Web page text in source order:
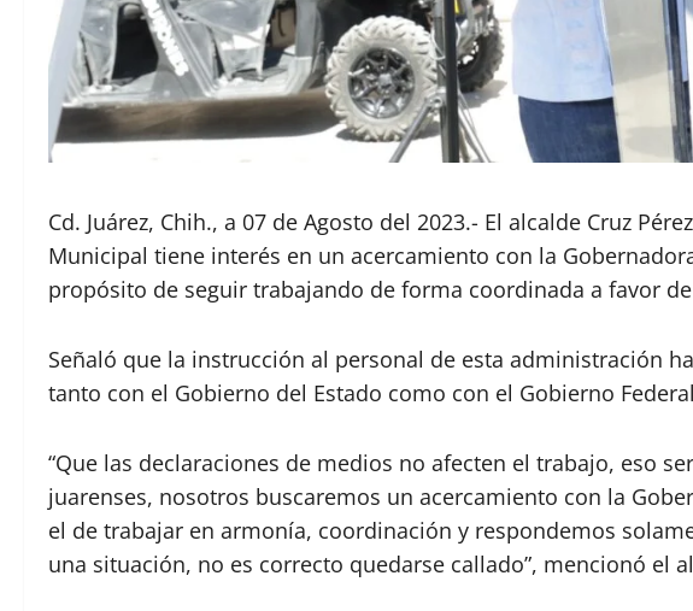
Cd. Juárez, Chih., a 07 de Agosto del 2023.- El alcalde Cruz
Municipal tiene interés en un acercamiento con la
propósito de seguir trabajando de forma coordinada a favor
Señaló que la instrucción al personal de esta administración
tanto con el Gobierno del Estado como con el Gobierno
“Que las declaraciones de medios no afecten el trabajo, eso
juarenses, nosotros buscaremos un acercamiento con la
el de trabajar en armonía, coordinación y respondemos
una situación, no es correcto quedarse callado”, mencionó el